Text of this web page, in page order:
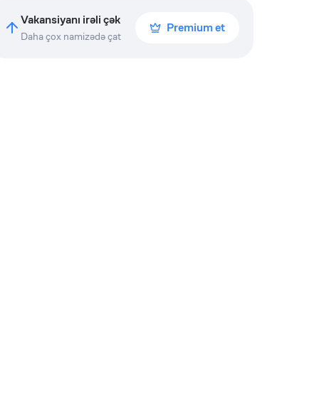
Vakansiyanı irəli çək
Daha çox namizədə çat
Premium et